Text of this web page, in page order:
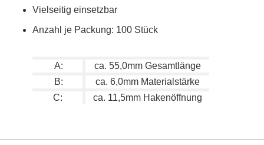
Vielseitig einsetzbar
Anzahl je Packung: 100 Stück
A:
ca. 55,0mm Gesamtlänge
B:
ca. 6,0mm Materialstärke
C:
ca. 11,5mm Hakenöffnung